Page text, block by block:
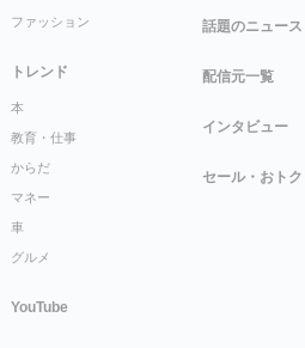
ファッション
トレンド
本
教育・仕事
からだ
マネー
車
グルメ
YouTube
話題のニュース
配信元一覧
インタビュー
セール・おトク